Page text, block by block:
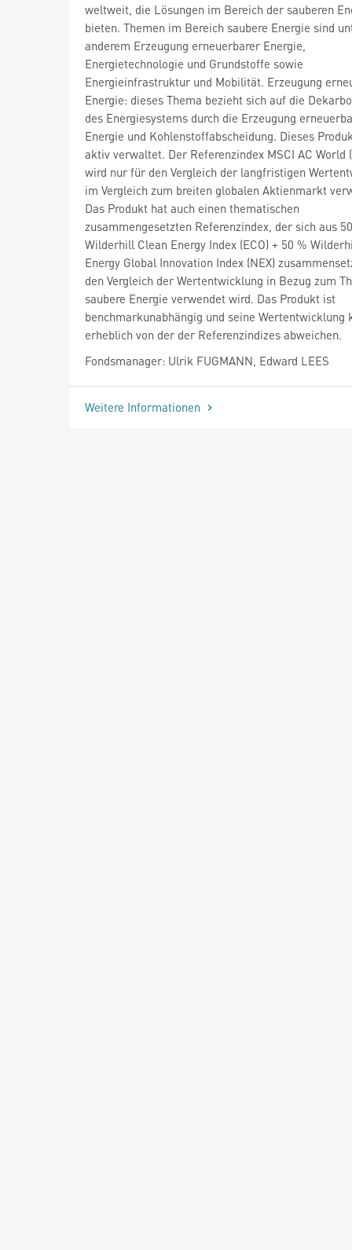
weltweit, die Lösungen im Bereich der sauberen
bieten. Themen im Bereich saubere Energie sind
anderem Erzeugung erneuerbarer Energie,
Energietechnologie und Grundstoffe sowie
Energieinfrastruktur und Mobilität. Erzeugung
Energie: dieses Thema bezieht sich auf die
des Energiesystems durch die Erzeugung
Energie und Kohlenstoffabscheidung. Dieses
aktiv verwaltet. Der Referenzindex MSCI AC World
wird nur für den Vergleich der langfristigen
im Vergleich zum breiten globalen Aktienmarkt
Das Produkt hat auch einen thematischen
zusammengesetzten Referenzindex, der sich aus
Wilderhill Clean Energy Index (ECO) + 50 %
Energy Global Innovation Index (NEX)
den Vergleich der Wertentwicklung in Bezug zum
saubere Energie verwendet wird. Das Produkt ist
benchmarkunabhängig und seine Wertentwicklung
erheblich von der der Referenzindizes abweichen.
Fondsmanager: Ulrik FUGMANN, Edward LEES
Weitere Informationen